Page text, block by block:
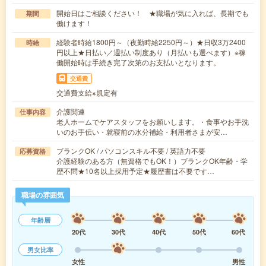
期間
開始日はご相談ください！ ★職場が気に入れば、長期でも
働けます！
時給
経験者時給1800円～（夜勤時給2250円～）★日収3万2400
円以上★日払い／週払い制度あり（月払いも選べます）※稼
働開始時は手続き完了次第のお支払いとなります。
交通費
交通費支給※規定有
仕事内容
介護関連
老人ホームでケアスタッフをお願いします。・食事やお手洗
いのお手伝い・就寝前の水分補給・利用者さまが安…
応募資格
ブランクOK / パソコンスキル不要 / 英語力不要
介護経験のある方（無資格でもOK！）ブランクOK年齢・学
歴不問★10名以上採用予定★履歴書は不要です…
職場の雰囲気
年齢層
20代
30代 40代 50代
60代
男女比率
女性
男性